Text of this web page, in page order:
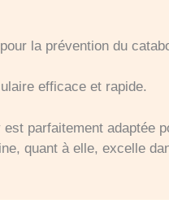
la prévention du
efficace et rapide.
parfaitement adaptée
quant à elle, excelle